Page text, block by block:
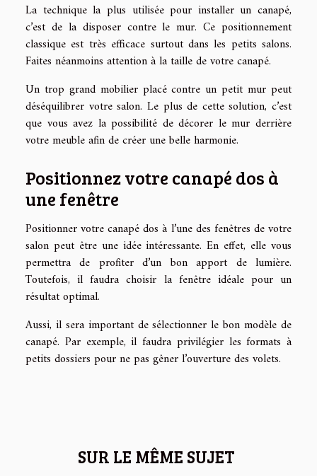
La technique la plus utilisée pour installer un canapé,
c’est de la disposer contre le mur. Ce positionnement
classique est très efficace surtout dans les petits salons.
Faites néanmoins attention à la taille de votre canapé.
Un trop grand mobilier placé contre un petit mur peut
déséquilibrer votre salon. Le plus de cette solution, c’est
que vous avez la possibilité de décorer le mur derrière
votre meuble afin de créer une belle harmonie.
Positionnez votre canapé dos à
une fenêtre
Positionner votre canapé dos à l’une des fenêtres de votre
salon peut être une idée intéressante. En effet, elle vous
permettra de profiter d’un bon apport de lumière.
Toutefois, il faudra choisir la fenêtre idéale pour un
résultat optimal.
Aussi, il sera important de sélectionner le bon modèle de
canapé. Par exemple, il faudra privilégier les formats à
petits dossiers pour ne pas gêner l’ouverture des volets.
SUR LE MÊME SUJET